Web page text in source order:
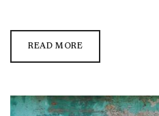
READ MORE